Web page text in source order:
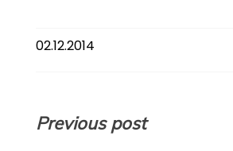
02.12.2014
Навигация
Previous post